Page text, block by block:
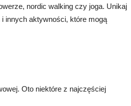
nordic walking czy joga. Unikaj
innych aktywności, które mogą
Oto niektóre z najczęściej